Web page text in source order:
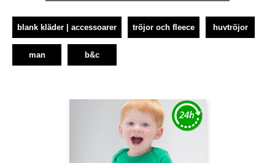
blank kläder | accessoarer tröjor och fleece huvtröjor
man b&c